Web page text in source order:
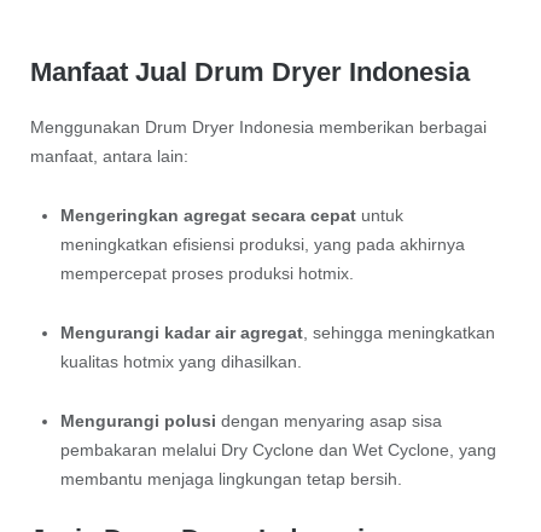
Manfaat Jual Drum Dryer Indonesia
Menggunakan Drum Dryer Indonesia memberikan berbagai
manfaat, antara lain:
Mengeringkan agregat secara cepatuntuk
meningkatkan efisiensi produksi, yang pada akhirnya
mempercepat proses produksi hotmix.
Mengurangi kadar air agregat, sehingga meningkatkan
kualitas hotmix yang dihasilkan.
Mengurangi polusi dengan menyaring asap sisa
pembakaran melalui Dry Cyclone dan Wet Cyclone, yang
membantu menjaga lingkungan tetap bersih.